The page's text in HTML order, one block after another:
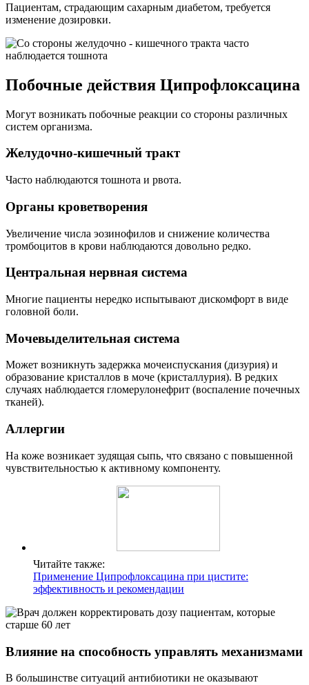
Пациентам, страдающим сахарным диабетом, требуется
изменение дозировки.
Побочные действия Ципрофлоксацина
Могут возникать побочные реакции со стороны различных
систем организма.
Желудочно-кишечный тракт
Часто наблюдаются тошнота и рвота.
Органы кроветворения
Увеличение числа эозинофилов и снижение количества
тромбоцитов в крови наблюдаются довольно редко.
Центральная нервная система
Многие пациенты нередко испытывают дискомфорт в виде
головной боли.
Мочевыделительная система
Может возникнуть задержка мочеиспускания (дизурия) и
образование кристаллов в моче (кристаллурия). В редких
случаях наблюдается гломерулонефрит (воспаление почечных
тканей).
Аллергии
На коже возникает зудящая сыпь, что связано с повышенной
чувствительностью к активному компоненту.
Читайте также:
Применение Ципрофлоксацина при цистите:
эффективность и рекомендации
Влияние на способность управлять механизмами
В большинстве ситуаций антибиотики не оказывают